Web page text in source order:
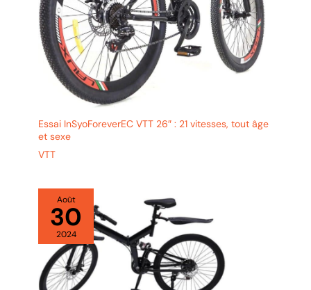
Essai InSyoForeverEC VTT 26″ : 21 vitesses, tout âge
et sexe
VTT
Août
30
2024